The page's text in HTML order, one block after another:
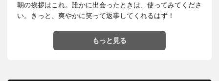
朝の挨拶はこれ。誰かに出会ったときは、使ってみてくださ
い。きっと、爽やかに笑って返事してくれるはず！
もっと見る